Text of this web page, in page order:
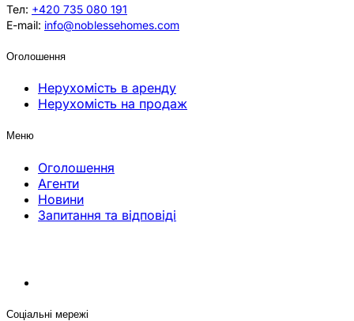
Тел: +420 735 080 191
E-mail: info@noblessehomes.com
Оголошення
Нерухомість в аренду
Нерухомість на продаж
Меню
Оголошення
Агенти
Новини
Запитання та відповіді
Соціальні мережі